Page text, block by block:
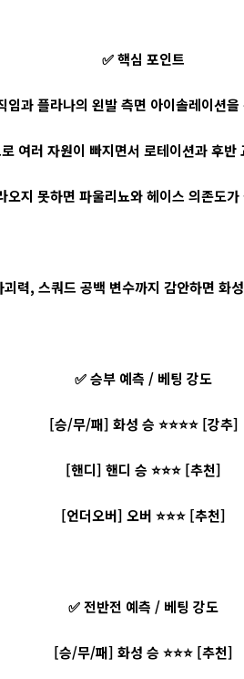
✅ 핵심 포인트
과 플라나의 왼발 측면 아이솔레이션
여러 자원이 빠지면서 로테이션과 후
지 못하면 파울리뇨와 헤이스 의존도
력, 스쿼드 공백 변수까지 감안하면 화
✅ 승부 예측 / 베팅 강도
[승/무/패] 화성 승 ⭐⭐⭐⭐ [강추]
[핸디] 핸디 승 ⭐⭐⭐ [추천]
[언더오버] 오버 ⭐⭐⭐ [추천]
✅ 전반전 예측 / 베팅 강도
[승/무/패] 화성 승 ⭐⭐⭐ [추천]